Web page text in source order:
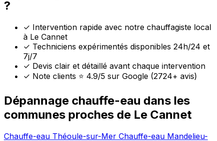
?
✓ Intervention rapide avec notre chauffagiste local
à Le Cannet
✓ Techniciens expérimentés disponibles 24h/24 et
7j/7
✓ Devis clair et détaillé avant chaque intervention
✓ Note clients ⭐ 4.9/5 sur Google (2724+ avis)
Dépannage chauffe-eau dans les
communes proches de Le Cannet
Chauffe-eau Théoule-sur-Mer Chauffe-eau Mandelieu-